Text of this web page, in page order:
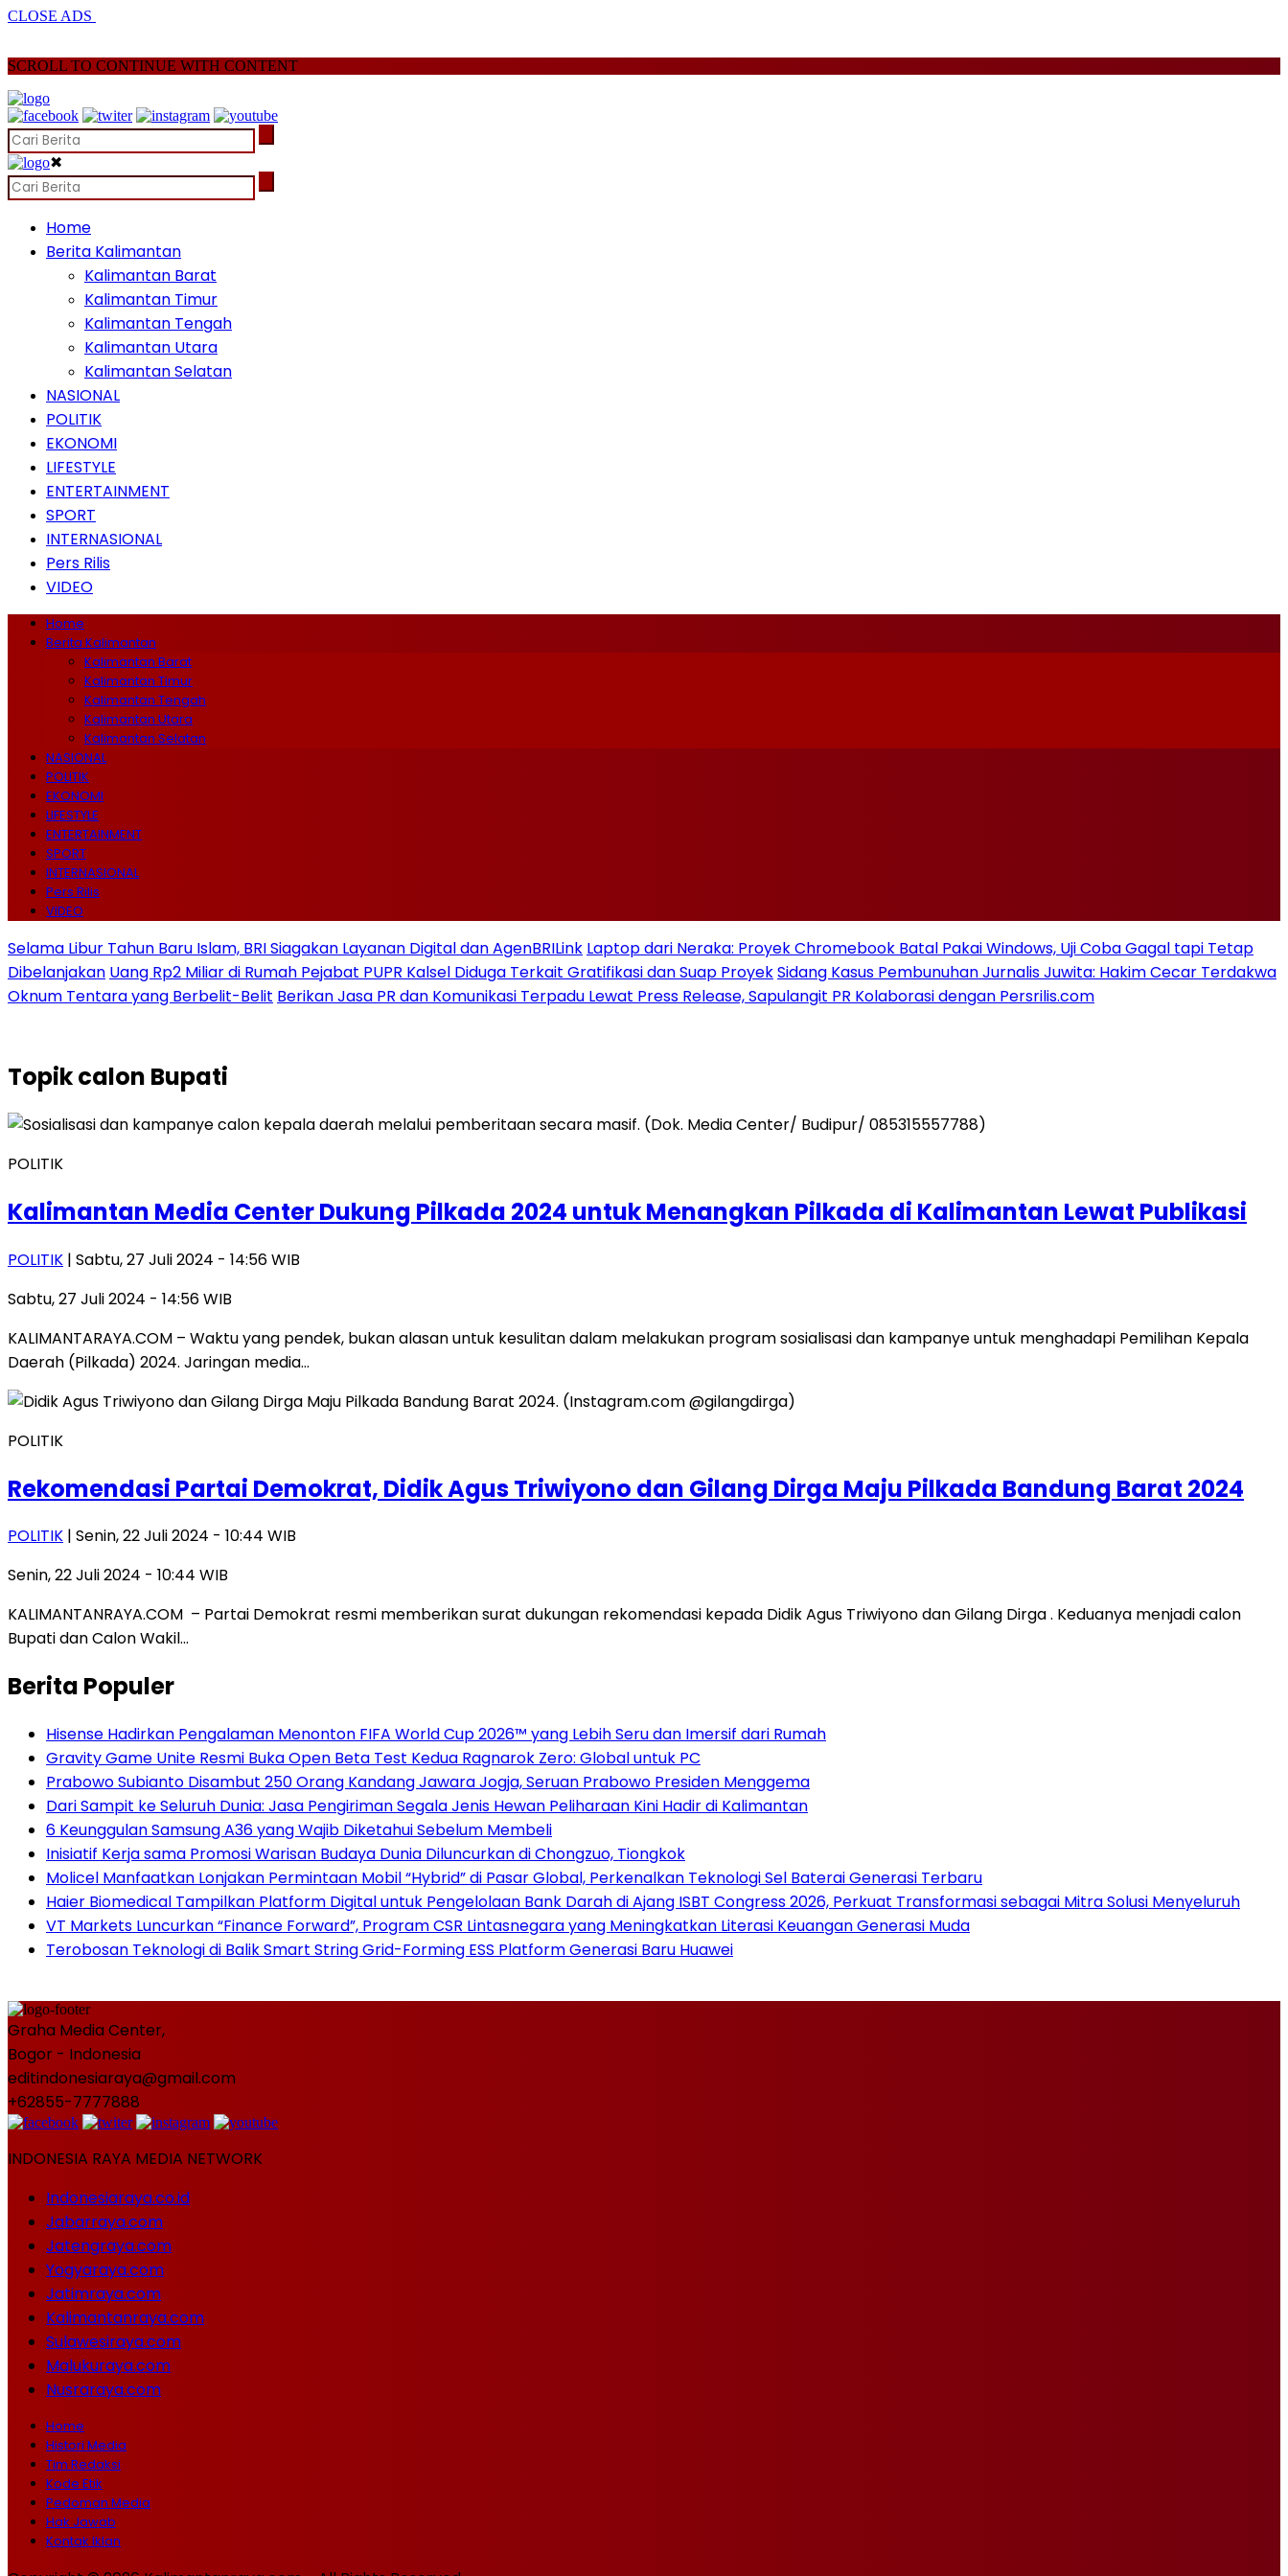
CLOSE ADS
SCROLL TO CONTINUE WITH CONTENT
✖
Home
Berita Kalimantan
Kalimantan Barat
Kalimantan Timur
Kalimantan Tengah
Kalimantan Utara
Kalimantan Selatan
NASIONAL
POLITIK
EKONOMI
LIFESTYLE
ENTERTAINMENT
SPORT
INTERNASIONAL
Pers Rilis
VIDEO
Home
Berita Kalimantan
Kalimantan Barat
Kalimantan Timur
Kalimantan Tengah
Kalimantan Utara
Kalimantan Selatan
NASIONAL
POLITIK
EKONOMI
LIFESTYLE
ENTERTAINMENT
SPORT
INTERNASIONAL
Pers Rilis
VIDEO
Selama Libur Tahun Baru Islam, BRI Siagakan Layanan Digital dan AgenBRILink Laptop dari Neraka: Proyek Chromebook Batal Pakai Windows, Uji Coba Gagal tapi Tetap
Dibelanjakan Uang Rp2 Miliar di Rumah Pejabat PUPR Kalsel Diduga Terkait Gratifikasi dan Suap ProyekSidang Kasus Pembunuhan Jurnalis Juwita: Hakim Cecar Terdakwa
Oknum Tentara yang Berbelit-Belit Berikan Jasa PR dan Komunikasi Terpadu Lewat Press Release, Sapulangit PR Kolaborasi dengan Persrilis.com
Topikcalon Bupati
POLITIK
Kalimantan Media Center Dukung Pilkada 2024 untuk Menangkan Pilkada di Kalimantan Lewat Publikasi
POLITIK | Sabtu, 27 Juli 2024 - 14:56 WIB
Sabtu, 27 Juli 2024 - 14:56 WIB
KALIMANTARAYA.COM – Waktu yang pendek, bukan alasan untuk kesulitan dalam melakukan program sosialisasi dan kampanye untuk menghadapi Pemilihan Kepala
Daerah (Pilkada) 2024. Jaringan media…
POLITIK
Rekomendasi Partai Demokrat, Didik Agus Triwiyono dan Gilang Dirga Maju Pilkada Bandung Barat 2024
POLITIK | Senin, 22 Juli 2024 - 10:44 WIB
Senin, 22 Juli 2024 - 10:44 WIB
KALIMANTANRAYA.COM – Partai Demokrat resmi memberikan surat dukungan rekomendasi kepada Didik Agus Triwiyono dan Gilang Dirga . Keduanya menjadi calon
Bupati dan Calon Wakil…
Berita Populer
Hisense Hadirkan Pengalaman Menonton FIFA World Cup 2026™ yang Lebih Seru dan Imersif dari Rumah
Gravity Game Unite Resmi Buka Open Beta Test Kedua Ragnarok Zero: Global untuk PC
Prabowo Subianto Disambut 250 Orang Kandang Jawara Jogja, Seruan Prabowo Presiden Menggema
Dari Sampit ke Seluruh Dunia: Jasa Pengiriman Segala Jenis Hewan Peliharaan Kini Hadir di Kalimantan
6 Keunggulan Samsung A36 yang Wajib Diketahui Sebelum Membeli
Inisiatif Kerja sama Promosi Warisan Budaya Dunia Diluncurkan di Chongzuo, Tiongkok
Molicel Manfaatkan Lonjakan Permintaan Mobil “Hybrid” di Pasar Global, Perkenalkan Teknologi Sel Baterai Generasi Terbaru
Haier Biomedical Tampilkan Platform Digital untuk Pengelolaan Bank Darah di Ajang ISBT Congress 2026, Perkuat Transformasi sebagai Mitra Solusi Menyeluruh
VT Markets Luncurkan “Finance Forward”, Program CSR Lintasnegara yang Meningkatkan Literasi Keuangan Generasi Muda
Terobosan Teknologi di Balik Smart String Grid-Forming ESS Platform Generasi Baru Huawei
Graha Media Center,
Bogor - Indonesia
editindonesiaraya@gmail.com
+62855-7777888
INDONESIA RAYA MEDIA NETWORK
Indonesiaraya.co.id
Jabarraya.com
Jatengraya.com
Yogyaraya.com
Jatimraya.com
Kalimantanraya.com
Sulawesiraya.com
Malukuraya.com
Nusraraya.com
Home
Histori Media
Tim Redaksi
Kode Etik
Pedoman Media
Hak Jawab
Kontak Iklan